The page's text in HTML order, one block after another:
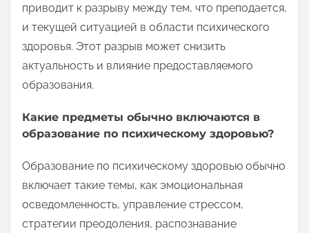
приводит к разрыву между тем, что преподается,
и текущей ситуацией в области психического
здоровья. Этот разрыв может снизить
актуальность и влияние предоставляемого
образования.
Какие предметы обычно включаются в
образование по психическому здоровью?
Образование по психическому здоровью обычно
включает такие темы, как эмоциональная
осведомленность, управление стрессом,
стратегии преодоления, распознавание